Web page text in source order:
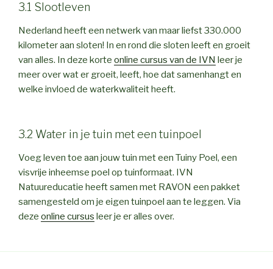
3.1 Slootleven
Nederland heeft een netwerk van maar liefst 330.000
kilometer aan sloten! In en rond die sloten leeft en groeit
van alles. In deze korte online cursus van de IVN leer je
meer over wat er groeit, leeft, hoe dat samenhangt en
welke invloed de waterkwaliteit heeft.
3.2 Water in je tuin met een tuinpoel
Voeg leven toe aan jouw tuin met een Tuiny Poel, een
visvrije inheemse poel op tuinformaat. IVN
Natuureducatie heeft samen met RAVON een pakket
samengesteld om je eigen tuinpoel aan te leggen. Via
deze online cursus leer je er alles over.